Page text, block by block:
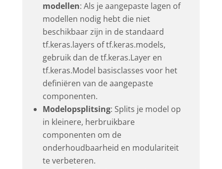
modellen: Als je aangepaste lagen of
modellen nodig hebt die niet
beschikbaar zijn in de standaard
tf.keras.layers of tf.keras.models,
gebruik dan de tf.keras.Layer en
tf.keras.Model basisclasses voor het
definiëren van de aangepaste
componenten.
Modelopsplitsing: Splits je model op
in kleinere, herbruikbare
componenten om de
onderhoudbaarheid en modulariteit
te verbeteren.